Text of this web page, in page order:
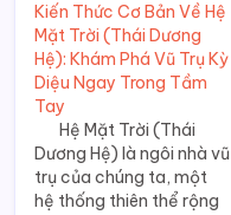
Kiến Thức Cơ Bản Về Hệ
Mặt Trời (Thái Dương
Hệ): Khám Phá Vũ Trụ Kỳ
Diệu Ngay Trong Tầm
Tay
Hệ Mặt Trời (Thái
Dương Hệ) là ngôi nhà vũ
trụ của chúng ta, một
hệ thống thiên thể rộng